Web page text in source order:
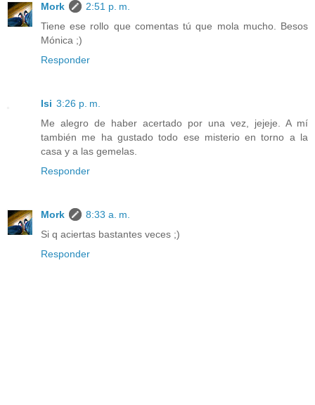
Mork
2:51 p. m.
Tiene ese rollo que comentas tú que mola mucho. Besos
Mónica ;)
Responder
Isi 3:26 p. m.
Me alegro de haber acertado por una vez, jejeje. A mí
también me ha gustado todo ese misterio en torno a la
casa y a las gemelas.
Responder
Mork
8:33 a. m.
Si q aciertas bastantes veces ;)
Responder